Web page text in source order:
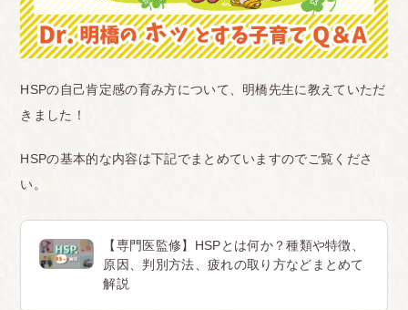
HSPの自己肯定感の育み方について、明橋先生に教えていただ
きました！
HSPの基本的な内容は下記でまとめていますのでご覧くださ
い。
【専門医監修】HSPとは何か？種類や特徴、
原因、判別方法、疲れの取り方などまとめて
解説